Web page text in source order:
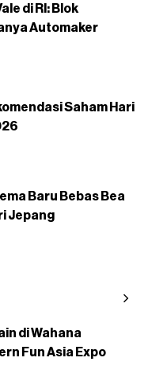
di RI: Blok
Automaker
Saham Hari
Baru Bebas Bea
Jepang
di Wahana
Fun Asia Expo